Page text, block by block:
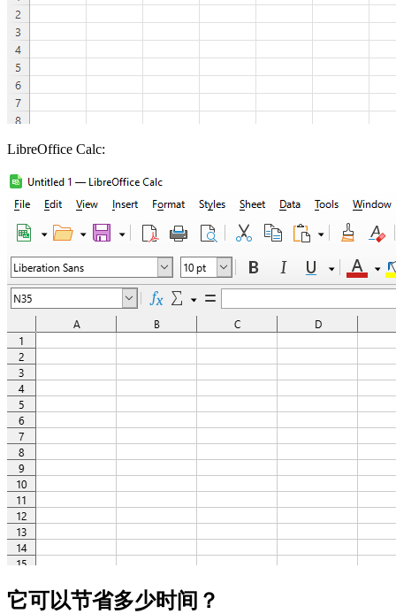
LibreOffice Calc:
它可以节省多少时间？